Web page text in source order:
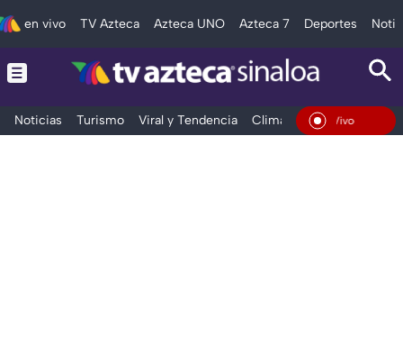
en vivo TV Azteca Azteca UNO Azteca 7 Deportes
Noticias Turismo Viral y Tendencia Clima Deportes
En Vivo